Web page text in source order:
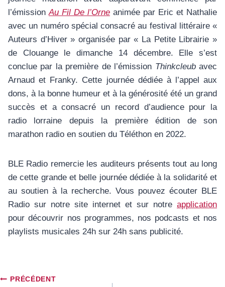
l’émissionAu Fil De l’Orne animée par Eric et Nathalie
avec un numéro spécial consacré au festival littéraire «
Auteurs d’Hiver » organisée par « La Petite Librairie »
de Clouange le dimanche 14 décembre. Elle s’est
conclue par la première de l’émission Thinkcleubavec
Arnaud et Franky. Cette journée dédiée à l’appel aux
dons, à la bonne humeur et à la générosité été un grand
succès et a consacré un record d’audience pour la
radio lorraine depuis la première édition de son
marathon radio en soutien du Téléthon en 2022.
BLE Radio remercie les auditeurs présents tout au long
de cette grande et belle journée dédiée à la solidarité et
au soutien à la recherche. Vous pouvez écouter BLE
Radio sur notre site internet et sur notre application
pour découvrir nos programmes, nos podcasts et nos
playlists musicales 24h sur 24h sans publicité.
Navigation
PRÉCÉDENT